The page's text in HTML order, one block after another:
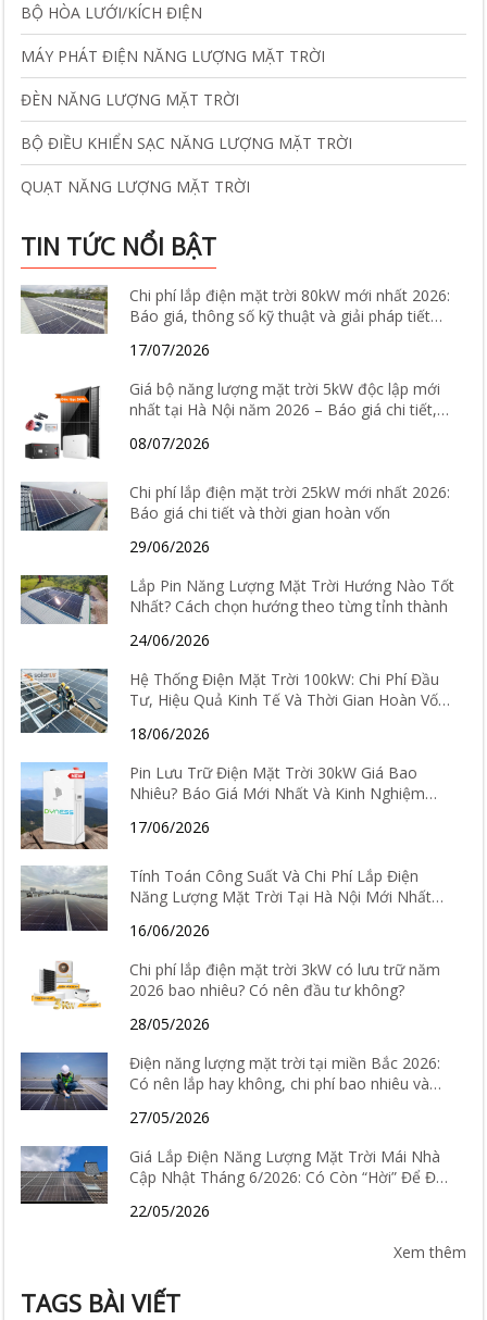
BỘ HÒA LƯỚI/KÍCH ĐIỆN
MÁY PHÁT ĐIỆN NĂNG LƯỢNG MẶT TRỜI
ĐÈN NĂNG LƯỢNG MẶT TRỜI
BỘ ĐIỀU KHIỂN SẠC NĂNG LƯỢNG MẶT TRỜI
QUẠT NĂNG LƯỢNG MẶT TRỜI
TIN TỨC NỔI BẬT
Chi phí lắp điện mặt trời 80kW mới nhất 2026:
Báo giá, thông số kỹ thuật và giải pháp tiết
17/07/2026
Giá bộ năng lượng mặt trời 5kW độc lập mới
nhất tại Hà Nội năm 2026 – Báo giá chi tiết,
08/07/2026
Chi phí lắp điện mặt trời 25kW mới nhất 2026:
Báo giá chi tiết và thời gian hoàn vốn
29/06/2026
Lắp Pin Năng Lượng Mặt Trời Hướng Nào Tốt
Nhất? Cách chọn hướng theo từng tỉnh thành
24/06/2026
Hệ Thống Điện Mặt Trời 100kW: Chi Phí Đầu
Tư, Hiệu Quả Kinh Tế Và Thời Gian Hoàn Vốn
18/06/2026
Pin Lưu Trữ Điện Mặt Trời 30kW Giá Bao
Nhiêu? Báo Giá Mới Nhất Và Kinh Nghiệm
17/06/2026
Tính Toán Công Suất Và Chi Phí Lắp Điện
Năng Lượng Mặt Trời Tại Hà Nội Mới Nhất
16/06/2026
Chi phí lắp điện mặt trời 3kW có lưu trữ năm
2026 bao nhiêu? Có nên đầu tư không?
28/05/2026
Điện năng lượng mặt trời tại miền Bắc 2026:
Có nên lắp hay không, chi phí bao nhiêu và
27/05/2026
Giá Lắp Điện Năng Lượng Mặt Trời Mái Nhà
Cập Nhật Tháng 6/2026: Có Còn “Hời” Để Đầu
22/05/2026
Xem thêm
TAGS BÀI VIẾT